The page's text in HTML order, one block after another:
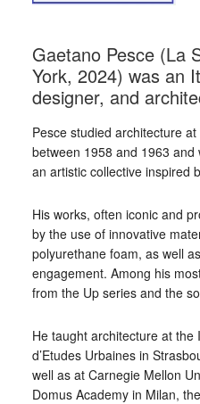
Gaetano Pesce (La
York, 2024) was an
designer, and
Pesce studied architecture
between 1958 and 1963
an artistic collective inspired
His works, often iconic and
by the use of innovative
polyurethane foam, as well
engagement. Among his
from the Up series and the
He taught architecture at the
d’Etudes Urbaines in
well as at Carnegie Mellon
Domus Academy in Milan,